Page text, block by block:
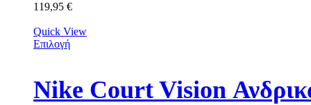
119,95 €
Quick View
Επιλογή
Nike Court Vision